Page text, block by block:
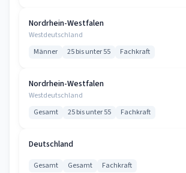
Nordrhein-Westfalen
Westdeutschland
Männer 25 bis unter 55 Fachkraft
Nordrhein-Westfalen
Westdeutschland
Gesamt 25 bis unter 55 Fachkraft
Deutschland
Gesamt Gesamt Fachkraft